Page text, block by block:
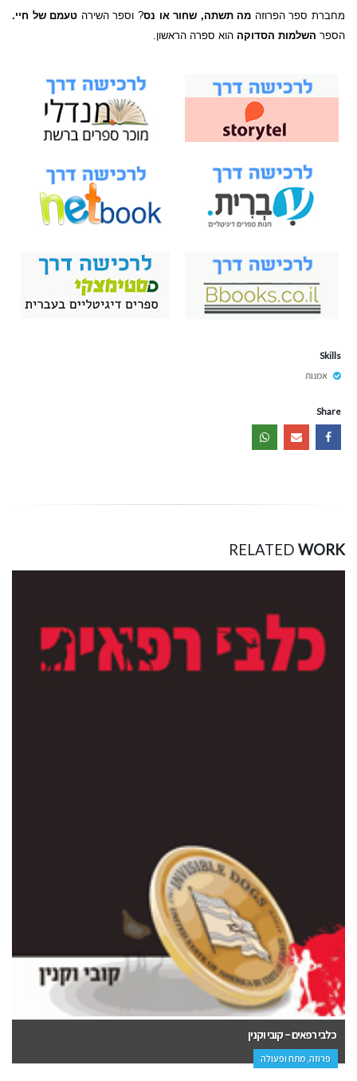
מחברת ספר הפרוזה מה תשתה, שחור או נס? וספר השירה טעמם של חיי.
הספר השלמות הסדוקה הוא ספרה הראשון.
Skills
אמנות
Share
RELATED WORK
גן השושנים (גוֹליסטן) של סעדי – סעדי